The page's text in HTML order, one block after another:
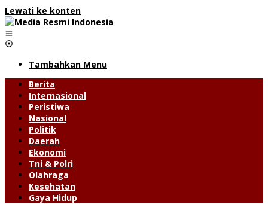
Lewati ke konten
Tambahkan Menu
Berita
Internasional
Peristiwa
Nasional
Politik
Daerah
Ekonomi
Tni & Polri
Olahraga
Kesehatan
Gaya Hidup